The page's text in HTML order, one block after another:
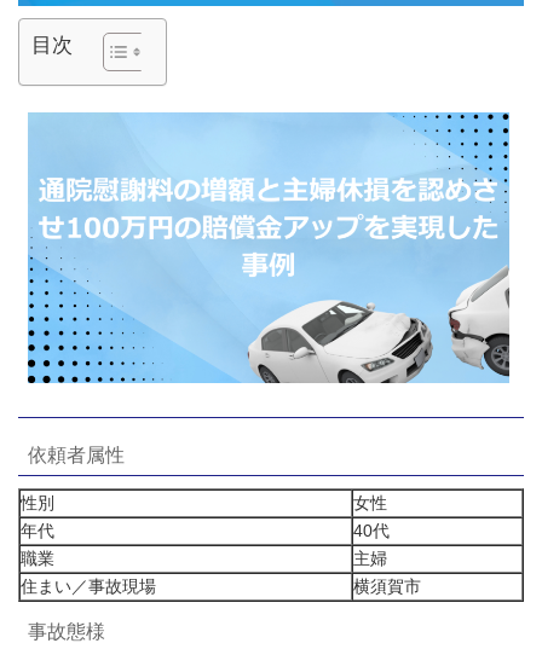
目次
依頼者属性
性別
女性
年代
40代
職業
主婦
住まい／事故現場
横須賀市
事故態様